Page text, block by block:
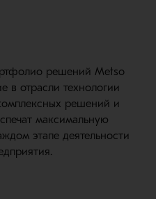
решений Metso
в отрасли технологии
решений и
максимальную
этапе деятельности